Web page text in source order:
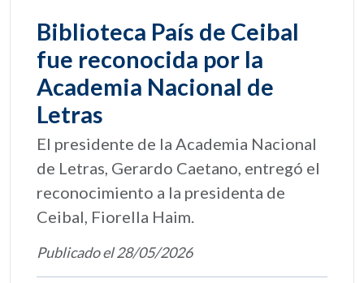
Biblioteca País de Ceibal
fue reconocida por la
Academia Nacional de
Letras
El presidente de la Academia Nacional
de Letras, Gerardo Caetano, entregó el
reconocimiento a la presidenta de
Ceibal, Fiorella Haim.
Publicado el 28/05/2026